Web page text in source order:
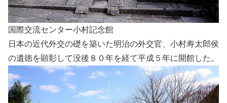
国際交流センター小村記念館
日本の近代外交の礎を築いた明治の外交官、小村寿太郎侯
の遺徳を顕彰して没後８０年を経て平成５年に開館した。